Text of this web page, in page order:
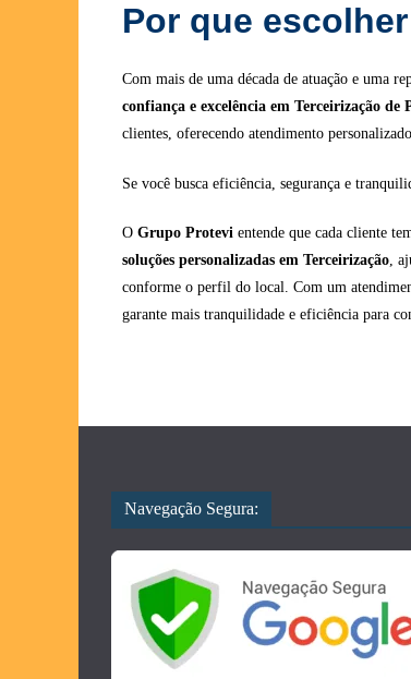
Por que
Com mais de uma década de atuação e uma
confiança e excelência em Terceirização de
clientes, oferecendo atendimento
Se você busca eficiência, segurança e
O Grupo Protevi entende que cada cliente
soluções personalizadas em Terceirização,
conforme o perfil do local. Com um
garante mais tranquilidade e eficiência para
Navegação Segura: